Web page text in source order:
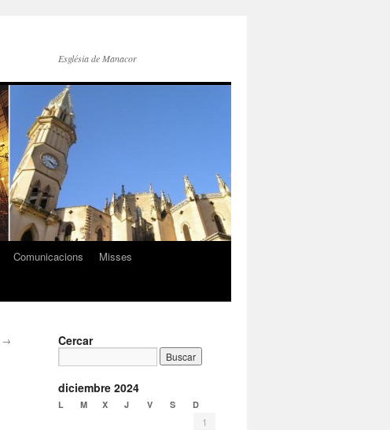
Església de Manacor
Comunicacions
Misses
→ Cercar
diciembre 2024
L M X J V S D
1